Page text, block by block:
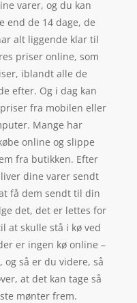
varer, og du kan
end de 14 dage, de
alt liggende klar til
priser online, som
iblandt alle de
efter. Og i dag kan
fra mobilen eller
Mange har
online og slippe
fra butikken. Efter
dine varer sendt
få dem sendt til din
det, det er lettes for
at skulle stå i kø ved
er ingen kø online –
så er du videre, så
at det kan tage så
mønter frem.